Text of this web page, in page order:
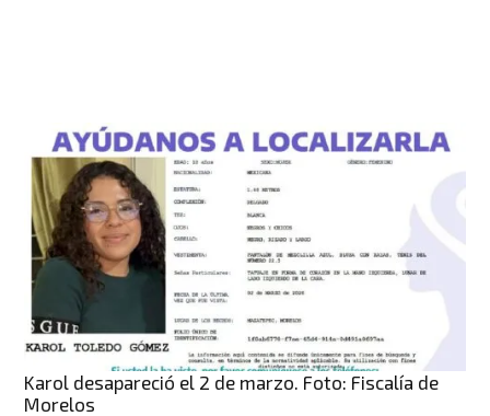
Karol desapareció el 2 de marzo. Foto: Fiscalía de
Morelos